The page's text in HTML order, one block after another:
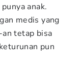
anak.
medis yang
tetap bisa
pun